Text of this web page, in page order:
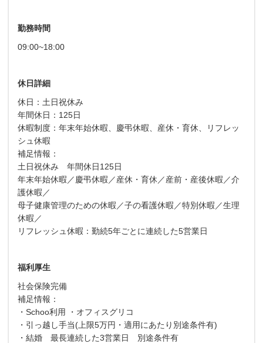
勤務時間
09:00~18:00
休日詳細
休日：土日祝休み
年間休日：125日
休暇制度：年末年始休暇、慶弔休暇、産休・育休、リフレッ
シュ休暇
補足情報：
土日祝休み 年間休日125日
年末年始休暇／慶弔休暇／産休・育休／産前・産後休暇／介
護休暇／
母子健康管理のための休暇／子の看護休暇／特別休暇／生理
休暇／
リフレッシュ休暇：勤続5年ごとに連続した5営業日
福利厚生
社会保険完備
補足情報：
・Schoo利用 ・オフィスグリコ
・引っ越し手当(上限5万円・適用にあたり別途条件有)
・結婚 最長連続した3営業日 別途条件有